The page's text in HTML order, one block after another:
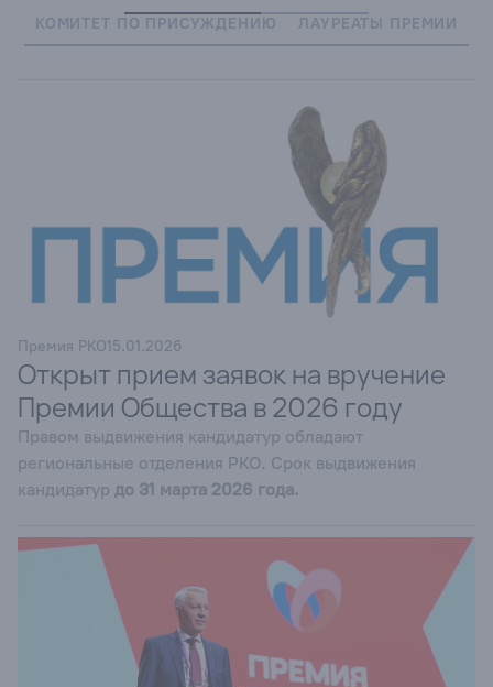
КОМИТЕТ ПО ПРИСУЖДЕНИЮ
ЛАУРЕАТЫ ПРЕМИИ
Премия РКО15.01.2026
Открыт прием заявок на вручение
Премии Общества в 2026 году
Правом выдвижения кандидатур обладают
региональные отделения РКО. Срок выдвижения
кандидатур до 31 марта 2026 года.